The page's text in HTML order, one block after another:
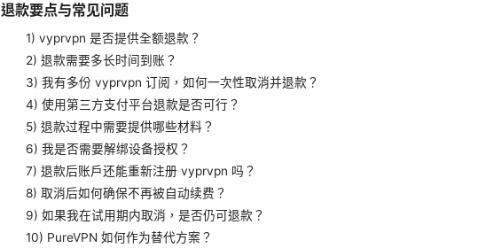
退款要点与常见问题
1) vyprvpn 是否提供全额退款？
2) 退款需要多长时间到账？
3) 我有多份 vyprvpn 订阅，如何一次性取消并退款？
4) 使用第三方支付平台退款是否可行？
5) 退款过程中需要提供哪些材料？
6) 我是否需要解绑设备授权？
7) 退款后账户还能重新注册 vyprvpn 吗？
8) 取消后如何确保不再被自动续费？
9) 如果我在试用期内取消，是否仍可退款？
10) PureVPN 如何作为替代方案？